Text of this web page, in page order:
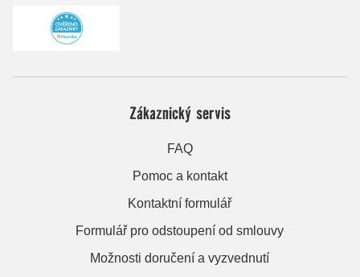
Zákaznický servis
FAQ
Pomoc a kontakt
Kontaktní formulář
Formulář pro odstoupení od smlouvy
Možnosti doručení a vyzvednutí